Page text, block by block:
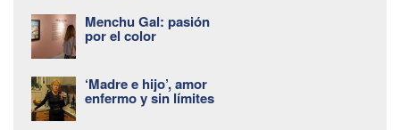
Menchu Gal: pasión
por el color
‘Madre e hijo’, amor
enfermo y sin límites